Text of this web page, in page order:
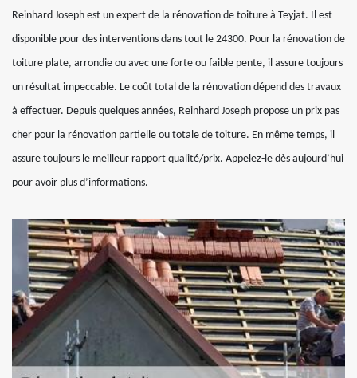
Reinhard Joseph est un expert de la rénovation de toiture à Teyjat. Il est
disponible pour des interventions dans tout le 24300. Pour la rénovation de
toiture plate, arrondie ou avec une forte ou faible pente, il assure toujours
un résultat impeccable. Le coût total de la rénovation dépend des travaux
à effectuer. Depuis quelques années, Reinhard Joseph propose un prix pas
cher pour la rénovation partielle ou totale de toiture. En même temps, il
assure toujours le meilleur rapport qualité/prix. Appelez-le dès aujourd’hui
pour avoir plus d’informations.